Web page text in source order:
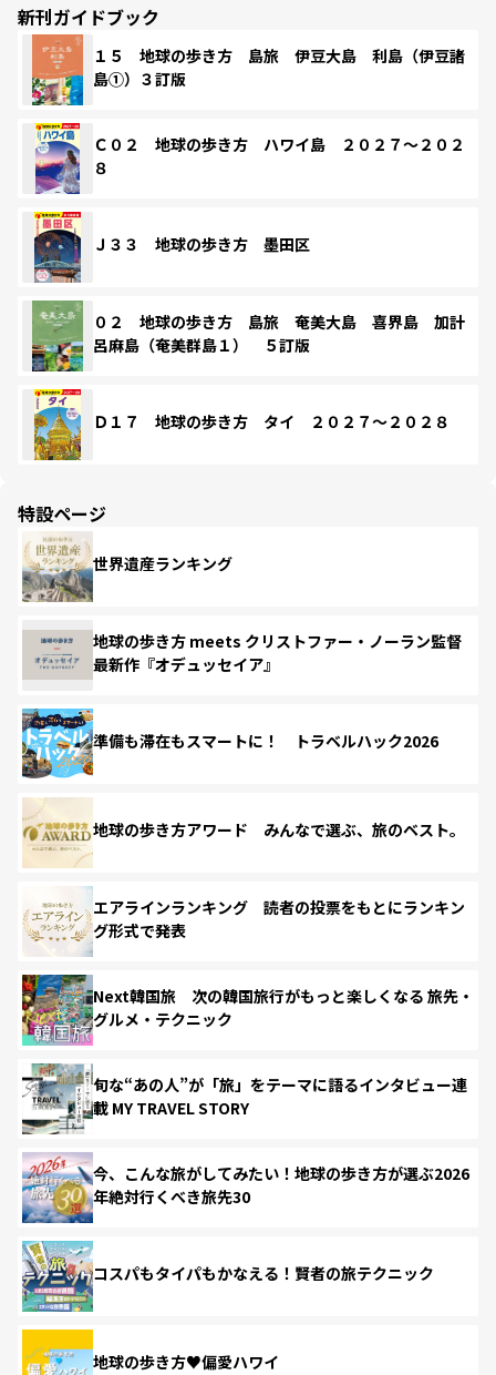
新刊ガイドブック
１５ 地球の歩き方 島旅 伊豆大島 利島（伊豆諸
島①）３訂版
Ｃ０２ 地球の歩き方 ハワイ島 ２０２７～２０２
８
Ｊ３３ 地球の歩き方 墨田区
０２ 地球の歩き方 島旅 奄美大島 喜界島 加計
呂麻島（奄美群島１） ５訂版
Ｄ１７ 地球の歩き方 タイ ２０２７～２０２８
特設ページ
世界遺産ランキング
地球の歩き方 meets クリストファー・ノーラン監督
最新作『オデュッセイア』
準備も滞在もスマートに！ トラベルハック2026
地球の歩き方アワード みんなで選ぶ、旅のベスト。
エアラインランキング 読者の投票をもとにランキン
グ形式で発表
Next韓国旅 次の韓国旅行がもっと楽しくなる 旅先・
グルメ・テクニック
旬な“あの人”が「旅」をテーマに語るインタビュー連
載 MY TRAVEL STORY
今、こんな旅がしてみたい！地球の歩き方が選ぶ2026
年絶対行くべき旅先30
コスパもタイパもかなえる！賢者の旅テクニック
地球の歩き方♥偏愛ハワイ